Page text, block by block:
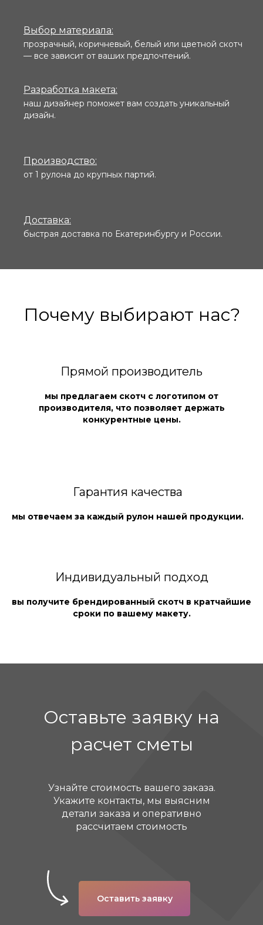
Выбор материала:
прозрачный, коричневый, белый или цветной скотч
— все зависит от ваших предпочтений.
Разработка макета:
наш дизайнер поможет вам создать уникальный
дизайн.
Производство:
от 1 рулона до крупных партий.
Доставка:
быстрая доставка по Екатеринбургу и России.
Почему выбирают нас?
Прямой производитель
мы предлагаем скотч с логотипом от
производителя, что позволяет держать
конкурентные цены.
Гарантия качества
мы отвечаем за каждый рулон нашей продукции.
Индивидуальный подход
вы получите брендированный скотч в кратчайшие
сроки по вашему макету.
Оставьте заявку на
расчет сметы
Узнайте стоимость вашего заказа.
Укажите контакты, мы выясним
детали заказа и оперативно
рассчитаем стоимость
Оставить заявку